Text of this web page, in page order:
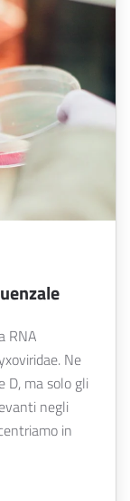
RNA
Ne
D, ma solo gli
negli
in